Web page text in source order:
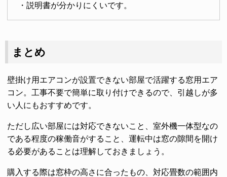
・説明書が分かりにくいです。
まとめ
壁掛け用エアコンが設置できない部屋で活躍する窓用エア
コン。工事不要で簡単に取り付けできるので、引越しが多
い人にもおすすめです。
ただし広い部屋には対応できないこと、室外機一体型なの
である程度の稼働音がすること、運転中は窓の隙間を開け
る必要があることは理解しておきましょう。
購入する際は窓枠の高さに合ったもの、対応畳数の範囲内